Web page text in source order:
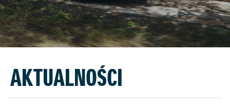
AKTUALNOŚCI